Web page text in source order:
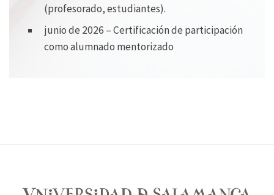
(profesorado, estudiantes).
junio de 2026 – Certificación de participación
como alumnado mentorizado